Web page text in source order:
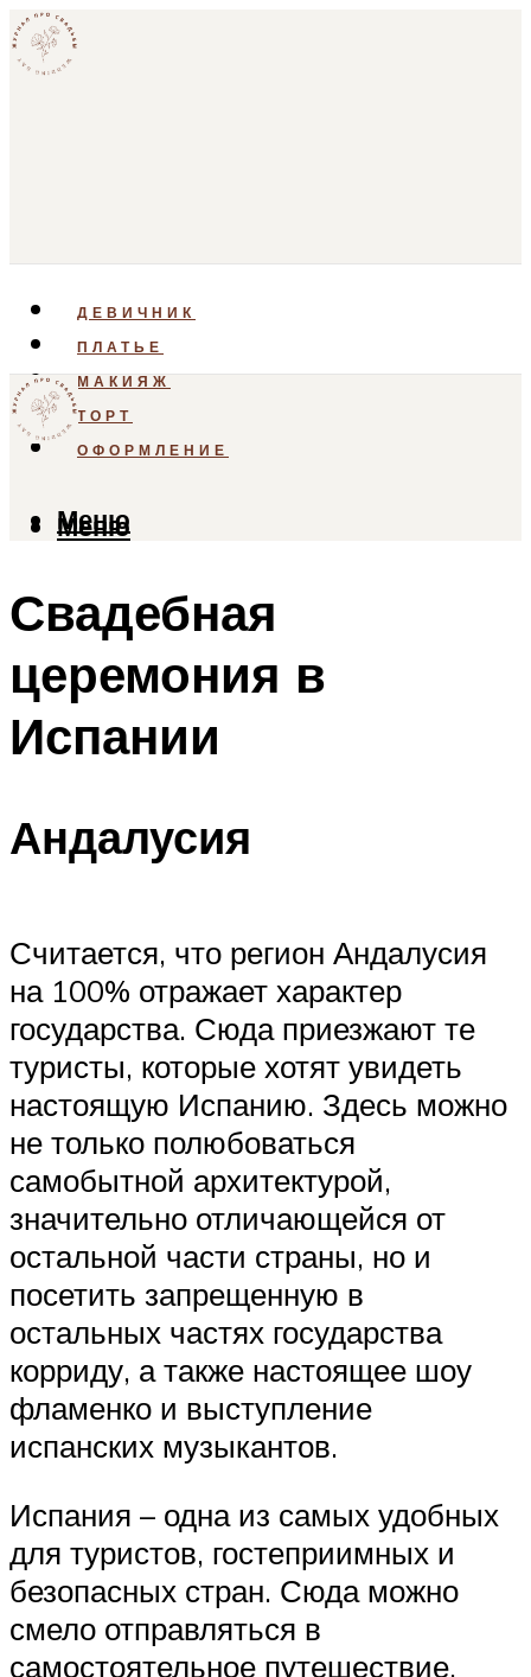
ДЕВИЧНИК
ПЛАТЬЕ
МАКИЯЖ
ТОРТ
ОФОРМЛЕНИЕ
Меню
Меню
Свадебная
церемония в
Испании
Андалусия
Считается, что регион Андалусия
на 100% отражает характер
государства. Сюда приезжают те
туристы, которые хотят увидеть
настоящую Испанию. Здесь можно
не только полюбоваться
самобытной архитектурой,
значительно отличающейся от
остальной части страны, но и
посетить запрещенную в
остальных частях государства
корриду, а также настоящее шоу
фламенко и выступление
испанских музыкантов.
Испания – одна из самых удобных
для туристов, гостеприимных и
безопасных стран. Сюда можно
смело отправляться в
самостоятельное путешествие.